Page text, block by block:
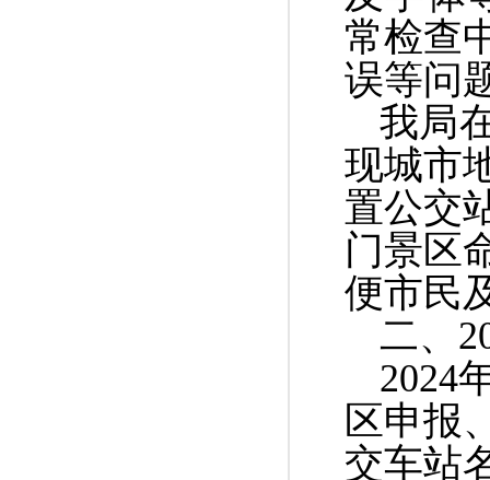
常检查
误等问
我局
现城市
置公交
门景区
便市民
二、
2024
区申报
交车站